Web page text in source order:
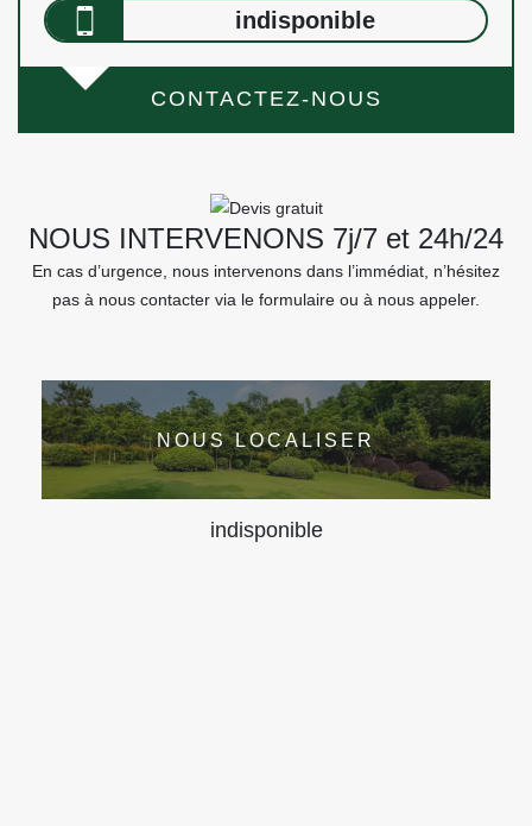
indisponible
CONTACTEZ-NOUS
NOUS INTERVENONS 7j/7 et 24h/24
En cas d’urgence, nous intervenons dans l’immédiat, n’hésitez
pas à nous contacter via le formulaire ou à nous appeler.
NOUS LOCALISER
indisponible